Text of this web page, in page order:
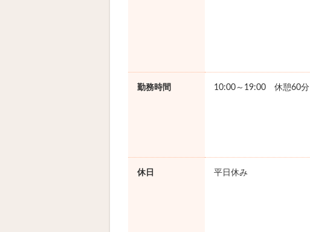
勤務時間 10:00～19:00 休憩60分
休日 平日休み